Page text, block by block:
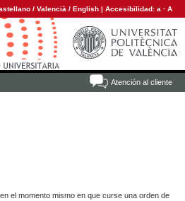
/ Valencià / English | Accesibilidad: a · A
Atención al cliente
el momento mismo en que curse una orden de